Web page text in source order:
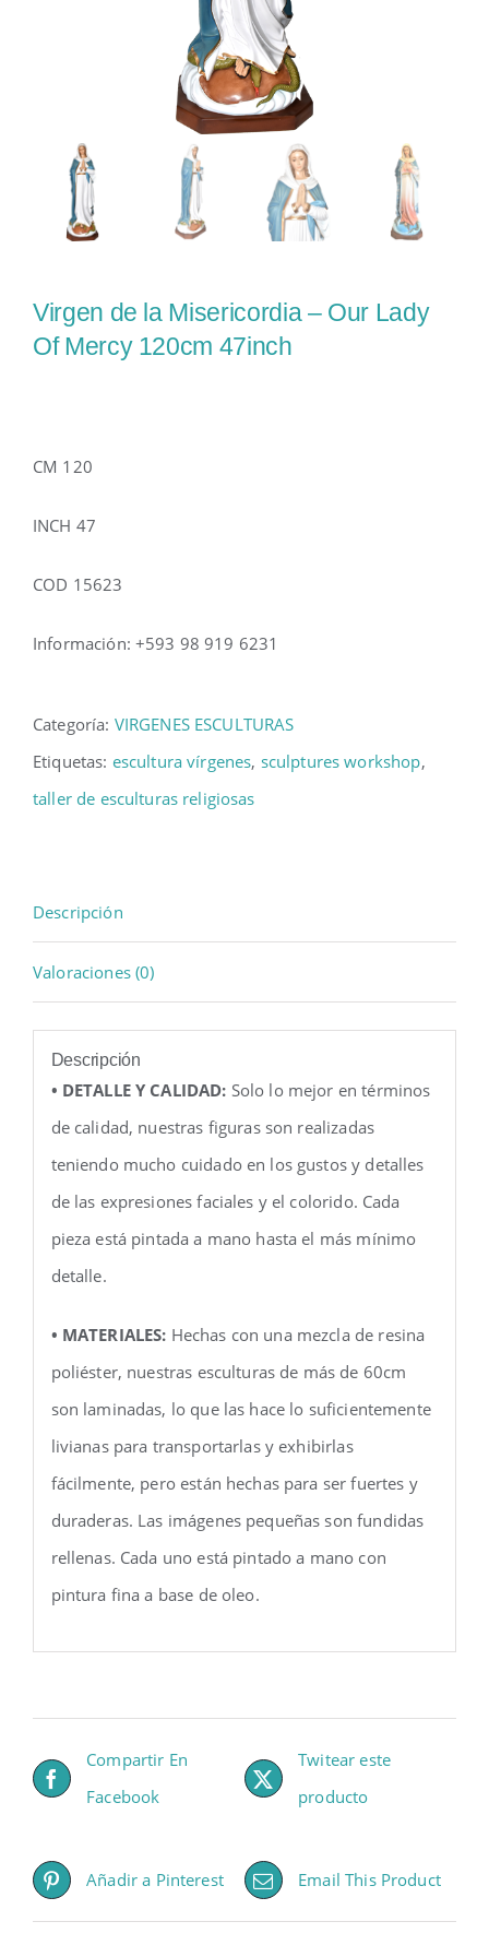
Virgen de la Misericordia – Our Lady
Of Mercy 120cm 47inch
CM 120
INCH 47
COD 15623
Información: +593 98 919 6231
Categoría: VIRGENES ESCULTURAS
Etiquetas: escultura vírgenes, sculptures workshop,
taller de esculturas religiosas
Descripción
Valoraciones (0)
Descripción
• DETALLE Y CALIDAD: Solo lo mejor en términos
de calidad, nuestras figuras son realizadas
teniendo mucho cuidado en los gustos y detalles
de las expresiones faciales y el colorido. Cada
pieza está pintada a mano hasta el más mínimo
detalle.
• MATERIALES: Hechas con una mezcla de resina
poliéster, nuestras esculturas de más de 60cm
son laminadas, lo que las hace lo suficientemente
livianas para transportarlas y exhibirlas
fácilmente, pero están hechas para ser fuertes y
duraderas. Las imágenes pequeñas son fundidas
rellenas. Cada uno está pintado a mano con
pintura fina a base de oleo.
Compartir En
Facebook
Twitear este
producto
Añadir a Pinterest Email This Product